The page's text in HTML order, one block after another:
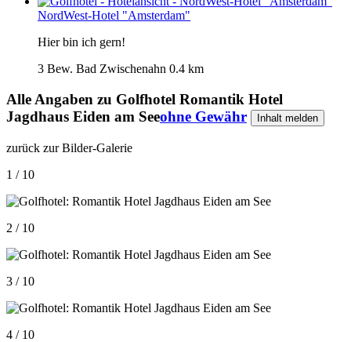
NordWest-Hotel "Amsterdam"
Hier bin ich gern!
3 Bew. Bad Zwischenahn 0.4 km
Alle Angaben zu Golfhotel Romantik Hotel
Jagdhaus Eiden am Seeohne Gewähr Inhalt melden
zurück zur Bilder-Galerie
1 / 10
2 / 10
3 / 10
4 / 10